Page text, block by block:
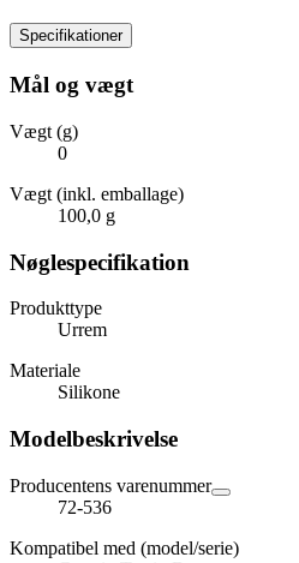
Specifikationer
Mål og vægt
Vægt (g)
0
Vægt (inkl. emballage)
100,0 g
Nøglespecifikation
Produkttype
Urrem
Materiale
Silikone
Modelbeskrivelse
Producentens varenummer
72-536
Kompatibel med (model/serie)